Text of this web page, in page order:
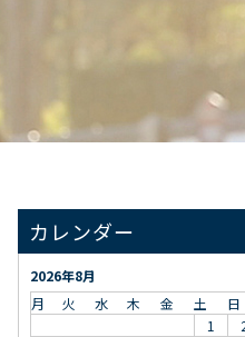
カレンダー
2026年8月
月
火 水 木 金 土
日
1